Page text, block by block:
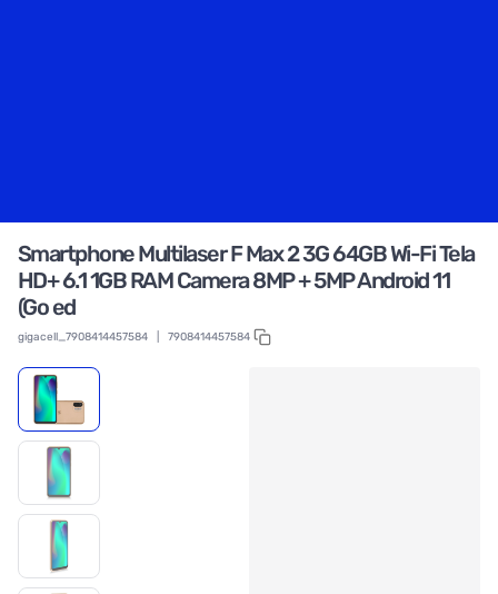
Smartphone Multilaser F Max 2 3G 64GB Wi-Fi Tela
HD+ 6.1 1GB RAM Camera 8MP + 5MP Android 11
(Go ed
gigacell_7908414457584 7908414457584